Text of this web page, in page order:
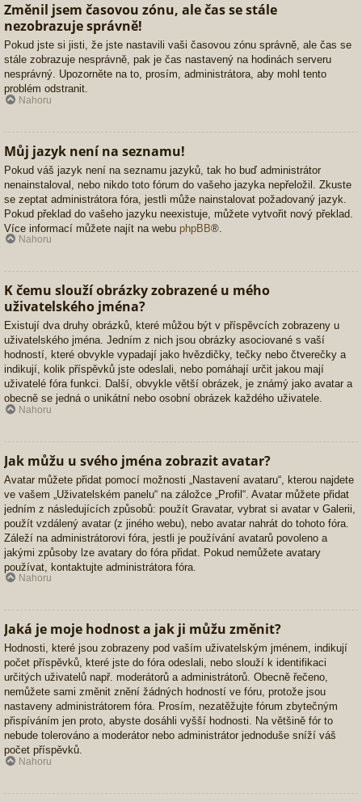
Změnil jsem časovou zónu, ale čas se stále
nezobrazuje správně!
Pokud jste si jisti, že jste nastavili vaši časovou zónu správně, ale čas se
stále zobrazuje nesprávně, pak je čas nastavený na hodinách serveru
nesprávný. Upozorněte na to, prosím, administrátora, aby mohl tento
problém odstranit.
Nahoru
Můj jazyk není na seznamu!
Pokud váš jazyk není na seznamu jazyků, tak ho buď administrátor
nenainstaloval, nebo nikdo toto fórum do vašeho jazyka nepřeložil. Zkuste
se zeptat administrátora fóra, jestli může nainstalovat požadovaný jazyk.
Pokud překlad do vašeho jazyku neexistuje, můžete vytvořit nový překlad.
Více informací můžete najít na webu phpBB®.
Nahoru
K čemu slouží obrázky zobrazené u mého
uživatelského jména?
Existují dva druhy obrázků, které můžou být v příspěvcích zobrazeny u
uživatelského jména. Jedním z nich jsou obrázky asociované s vaší
hodností, které obvykle vypadají jako hvězdičky, tečky nebo čtverečky a
indikují, kolik příspěvků jste odeslali, nebo pomáhají určit jakou mají
uživatelé fóra funkci. Další, obvykle větší obrázek, je známý jako avatar a
obecně se jedná o unikátní nebo osobní obrázek každého uživatele.
Nahoru
Jak můžu u svého jména zobrazit avatar?
Avatar můžete přidat pomocí možnosti „Nastavení avataru“, kterou najdete
ve vašem „Uživatelském panelu“ na záložce „Profil“. Avatar můžete přidat
jedním z následujících způsobů: použít Gravatar, vybrat si avatar v Galerii,
použít vzdálený avatar (z jiného webu), nebo avatar nahrát do tohoto fóra.
Záleží na administrátorovi fóra, jestli je používání avatarů povoleno a
jakými způsoby lze avatary do fóra přidat. Pokud nemůžete avatary
používat, kontaktujte administrátora fóra.
Nahoru
Jaká je moje hodnost a jak ji můžu změnit?
Hodnosti, které jsou zobrazeny pod vaším uživatelským jménem, indikují
počet příspěvků, které jste do fóra odeslali, nebo slouží k identifikaci
určitých uživatelů např. moderátorů a administrátorů. Obecně řečeno,
nemůžete sami změnit znění žádných hodností ve fóru, protože jsou
nastaveny administrátorem fóra. Prosím, nezatěžujte fórum zbytečným
přispíváním jen proto, abyste dosáhli vyšší hodnosti. Na většině fór to
nebude tolerováno a moderátor nebo administrátor jednoduše sníží váš
počet příspěvků.
Nahoru